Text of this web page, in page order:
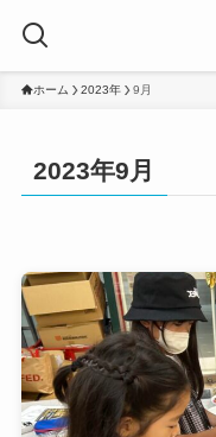
ホーム 2023年 9月
2023年9月